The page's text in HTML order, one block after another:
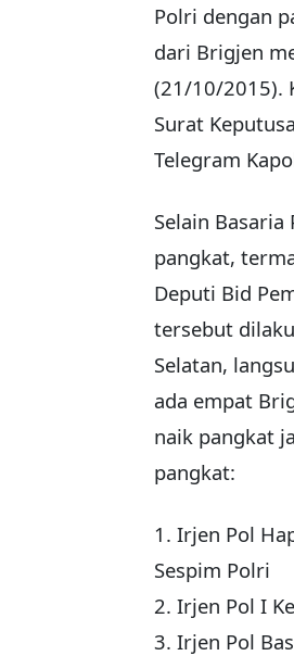
Polri dengan
dari Brigjen
(21/10/2015).
Surat
Telegram
Selain
pangkat,
Deputi Bid
tersebut
Selatan,
ada empat
naik pangkat
pangkat:
1. Irjen Pol
Sespim Polri
2. Irjen Pol I
3. Irjen Pol